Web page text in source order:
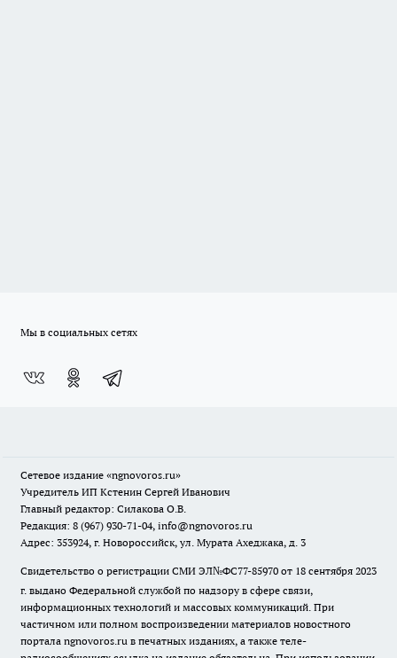
Мы в социальных сетях
Сетевое издание «ngnovoros.ru»
Учредитель ИП Кстенин Сергей Иванович
Главный редактор: Силакова О.В.
Редакция: 8 (967) 930-71-04, info@ngnovoros.ru
Адрес: 353924, г. Новороссийск, ул. Мурата Ахеджака, д. 3
Свидетельство о регистрации СМИ ЭЛ№ФС77-85970 от 18 сентября 2023
г. выдано Федеральной службой по надзору в сфере связи,
информационных технологий и массовых коммуникаций. При
частичном или полном воспроизведении материалов новостного
портала ngnovoros.ru в печатных изданиях, а также теле-